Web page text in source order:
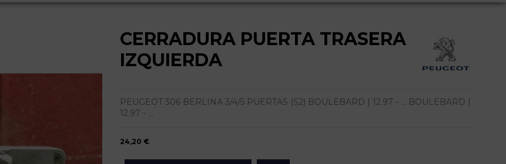
CERRADURA PUERTA TRASERA
IZQUIERDA
PEUGEOT 306 BERLINA 3/4/5 PUERTAS (S2) BOULEBARD | 12.97 - ... BOULEBARD |
12.97 - ...
24,20 €